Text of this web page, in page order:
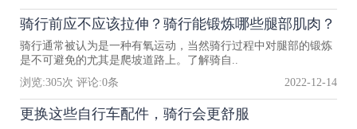
骑行前应不应该拉伸？骑行能锻炼哪些腿部肌肉？
骑行通常被认为是一种有氧运动，当然骑行过程中对腿部的锻炼
是不可避免的尤其是爬坡道路上。了解骑自..
浏览:305次 评论:0条 2022-12-14
更换这些自行车配件，骑行会更舒服